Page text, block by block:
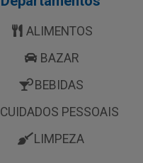
ALIMENTOS
BAZAR
BEBIDAS
CUIDADOS PESSOAIS
LIMPEZA